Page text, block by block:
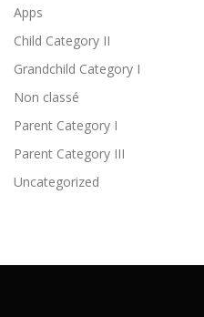
Apps
Child Category II
Grandchild Category I
Non classé
Parent Category I
Parent Category III
Uncategorized